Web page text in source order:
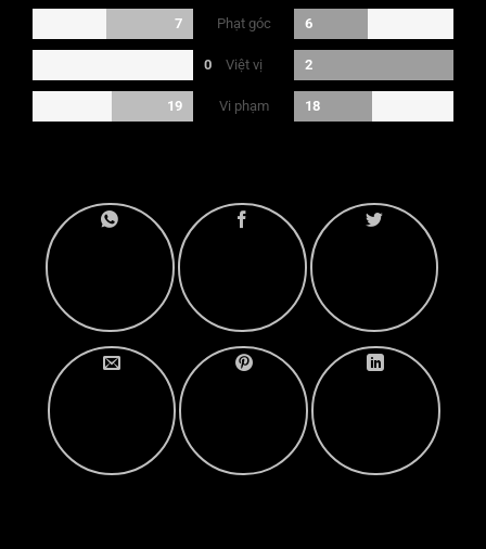
7 Phạt góc 6
0 Việt vị 2
19 Vi phạm 18